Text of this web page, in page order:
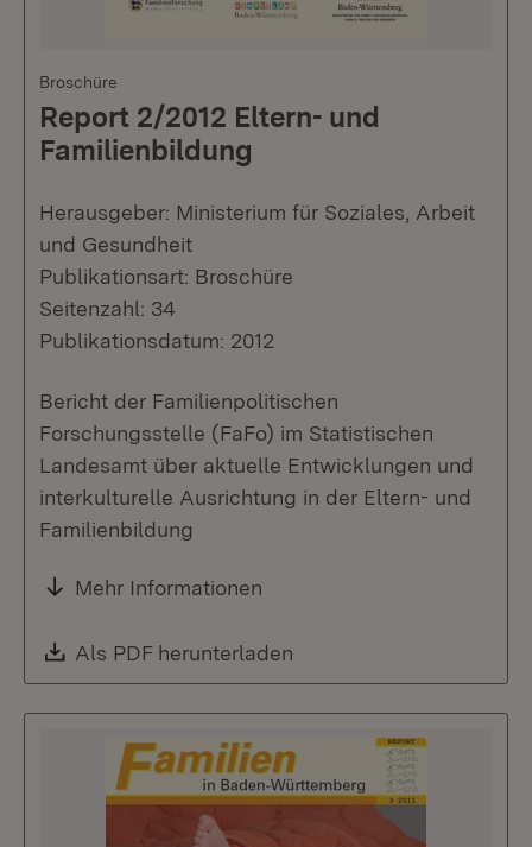
Broschüre
Report 2/2012 Eltern- und
Familienbildung
Herausgeber: Ministerium für Soziales, Arbeit
und Gesundheit
Publikationsart: Broschüre
Seitenzahl: 34
Publikationsdatum: 2012
Bericht der Familienpolitischen
Forschungsstelle (FaFo) im Statistischen
Landesamt über aktuelle Entwicklungen und
interkulturelle Ausrichtung in der Eltern- und
Familienbildung
Mehr Informationen
Download:
Als PDF herunterladen